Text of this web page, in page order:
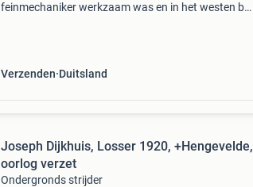
feinmechaniker werkzaam was en in het westen bij
Verzenden Duitsland
Joseph Dijkhuis, Losser 1920, +Hengevelde,
oorlog verzet
Ondergronds strijder